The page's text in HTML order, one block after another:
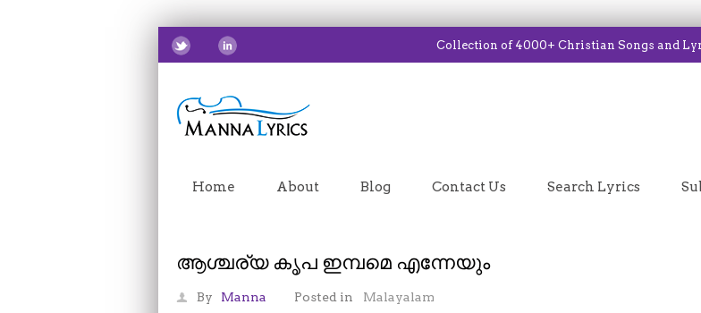
Collection of 4000+ Christian Songs and
Home About Blog Contact Us Search Lyrics
ആശ്ചര്യ കൃപ ഇമ്പമെ എന്നേയും
By Manna Posted in Malayalam